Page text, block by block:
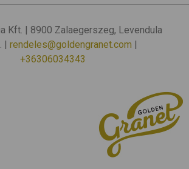
Kft. | 8900 Zalaegerszeg, Levendula
| rendeles@goldengranet.com |
+36306034343